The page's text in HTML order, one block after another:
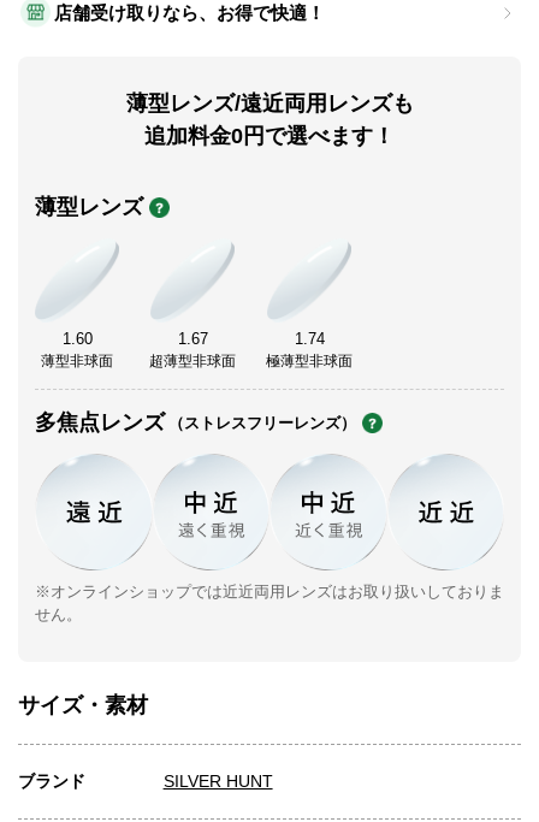
店舗受け取りなら、お得で快適！
薄型レンズ/遠近両用レンズも
追加料金0円で選べます！
薄型レンズ
1.60
薄型非球面
1.67
超薄型非球面
1.74
極薄型非球面
多焦点レンズ （ストレスフリーレンズ）
※オンラインショップでは近近両用レンズはお取り扱いしておりま
せん。
サイズ・素材
ブランド SILVER HUNT